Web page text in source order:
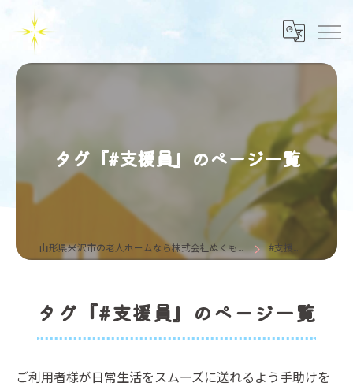
タグ『#支援員』のページ一覧
山形県米沢市の老人ホームなら株式会社ぬくもり #支援員
タグ『#支援員』のページ一覧
ご利用者様が日常生活をスムーズに送れるよう手助けを